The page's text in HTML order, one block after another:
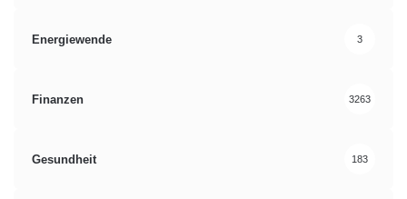
Energiewende 3
Finanzen 3263
Gesundheit 183